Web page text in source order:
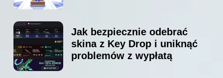
Jak bezpiecznie odebrać
skina z Key Drop i uniknąć
problemów z wypłatą